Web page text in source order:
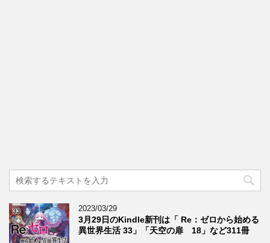
2023/03/29
3月29日のKindle新刊は「 Re：ゼロから始める
異世界生活 33」「天空の扉 18」など311冊